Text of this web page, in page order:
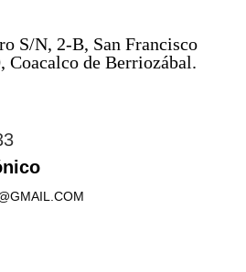
S/N, 2-B, San Francisco
Coacalco de Berriozábal.